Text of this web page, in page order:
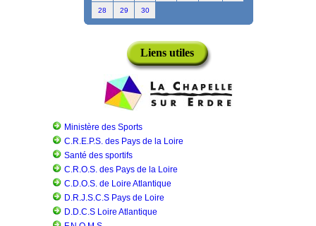
28 29 30
Liens utiles
Ministère des Sports
C.R.E.P.S. des Pays de la Loire
Santé des sportifs
C.R.O.S. des Pays de la Loire
C.D.O.S. de Loire Atlantique
D.R.J.S.C.S Pays de Loire
D.D.C.S Loire Atlantique